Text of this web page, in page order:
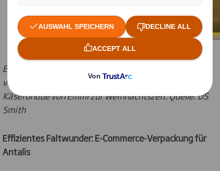
Einen originellen Markenauftritt am Point of Sale
verschaffte DS Smith dem Original Schweizer
Käsefondue von Emmi zur Weihnachtszeit. Quelle: DS
Smith
Effizientes Faltwunder: E-Commerce-Verpackung für
Antalis